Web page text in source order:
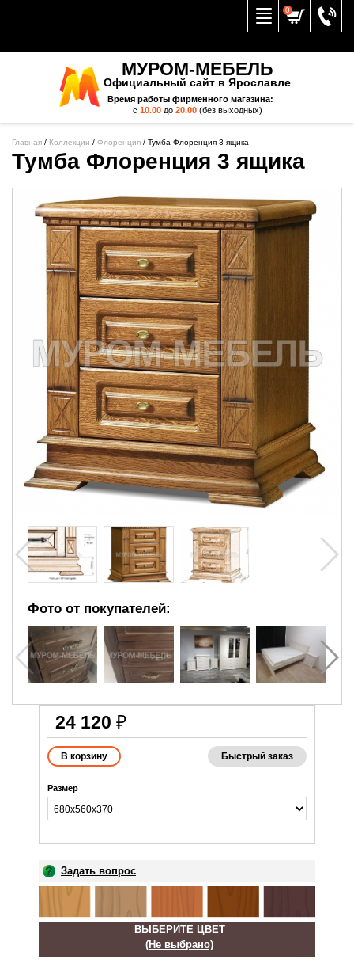
0
МУРОМ-МЕБЕЛЬ
Официальный сайт в Ярославле
Время работы фирменного магазина:
с 10.00до 20.00(без выходных)
Главная / Коллекции / Флоренция / Тумба Флоренция 3 ящика
Тумба Флоренция 3 ящика
Фото от покупателей:
24 120 ₽
Быстрый заказ
Размер
Задать вопрос
ВЫБЕРИТЕ ЦВЕТ
(Не выбрано)